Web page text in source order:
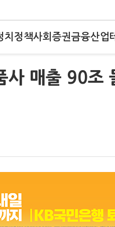
치 정책사회 증권금융산업
사 매출 90조